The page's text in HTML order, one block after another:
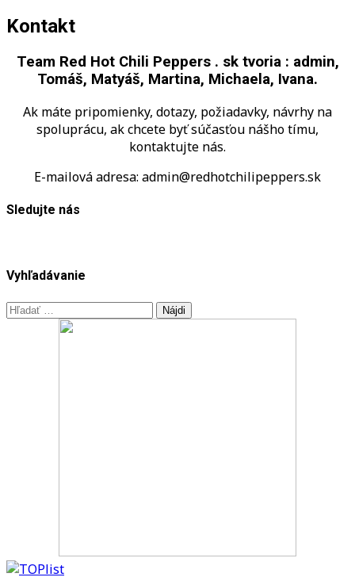
Kontakt
Team Red Hot Chili Peppers . sk tvoria : admin,
Tomáš, Matyáš, Martina, Michaela, Ivana.
Ak máte pripomienky, dotazy, požiadavky, návrhy na
spoluprácu, ak chcete byť súčasťou nášho tímu,
kontaktujte nás.
E-mailová adresa: admin@redhotchilipeppers.sk
Sledujte nás
Vyhľadávanie
Hľadať: